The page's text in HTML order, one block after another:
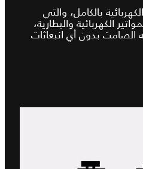
بالكامل، والتي
الكهربائية والبطارية،
الصامت بدون أي انبعاثات